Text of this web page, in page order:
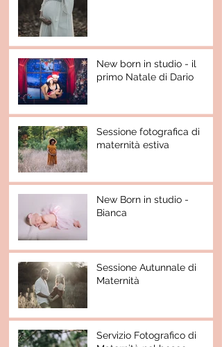
New born in studio - il
primo Natale di Dario
Sessione fotografica di
maternità estiva
New Born in studio -
Bianca
Sessione Autunnale di
Maternità
Servizio Fotografico di